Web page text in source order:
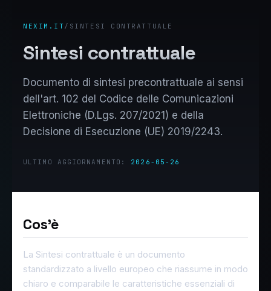
NEXIM.IT / SINTESI CONTRATTUALE
Sintesi contrattuale
Documento di sintesi precontrattuale ai sensi
dell'art. 102 del Codice delle Comunicazioni
Elettroniche (D.Lgs. 207/2021) e della
Decisione di Esecuzione (UE) 2019/2243.
ULTIMO AGGIORNAMENTO: 2026-05-26
Cos'è
La Sintesi contrattuale è un documento
standardizzato a livello europeo che riassume in modo
chiaro e comparabile le caratteristiche essenziali di